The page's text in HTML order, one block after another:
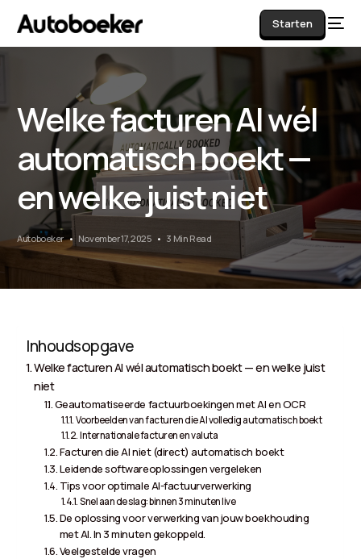
Starten
Welke facturen AI wél
automatisch boekt —
en welke juist niet
Autoboeker November 17, 2025 3 Min Read
Inhoudsopgave
Welke facturen AI wél automatisch boekt — en welke juist
niet
Geautomatiseerde factuurboekingen met AI en OCR
Voorbeelden van facturen die AI volledig automatisch boekt
Internationale facturen en valuta
Facturen die AI niet (direct) automatisch boekt
Leidende softwareoplossingen vergeleken
Tips voor optimale AI-factuurverwerking
Snel aan de slag: binnen 3 minuten live
De oplossing voor verwerking van jouw boekhouding
met AI. In 3 minuten gekoppeld.
Veelgestelde vragen